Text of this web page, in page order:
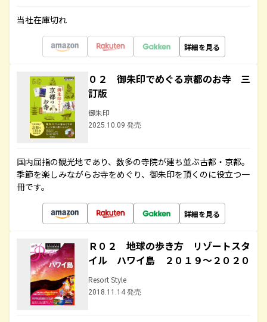
当社在庫切れ
詳細を見る
０２ 御朱印でめぐる京都のお寺 三
訂版
御朱印
2025.10.09 発売
国内屈指の観光地であり、数多の寺院が建ち並ぶ古都・京都。
季節を楽しみながらお寺をめぐり、御朱印を頂くのに役立つ一
冊です。
詳細を見る
Ｒ０２ 地球の歩き方 リゾートスタ
イル ハワイ島 ２０１９～２０２０
Resort Style
2018.11.14 発売